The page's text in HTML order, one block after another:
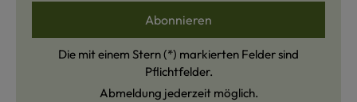
Abonnieren
Die mit einem Stern (*) markierten Felder sind
Pflichtfelder.
Abmeldung jederzeit möglich.